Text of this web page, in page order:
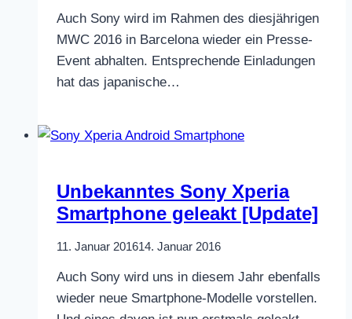
Auch Sony wird im Rahmen des diesjährigen
MWC 2016 in Barcelona wieder ein Presse-
Event abhalten. Entsprechende Einladungen
hat das japanische…
Unbekanntes Sony Xperia
Smartphone geleakt [Update]
11. Januar 201614. Januar 2016
Auch Sony wird uns in diesem Jahr ebenfalls
wieder neue Smartphone-Modelle vorstellen.